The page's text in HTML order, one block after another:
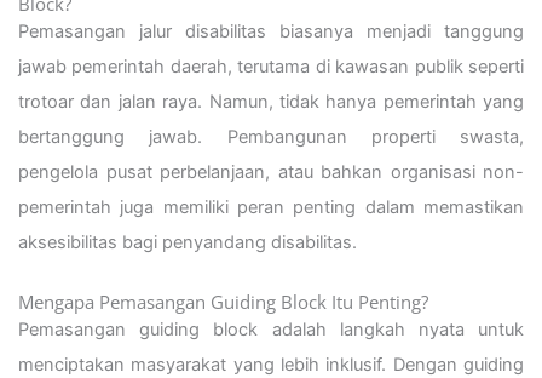
Pemasangan jalur disabilitas biasanya menjadi tanggung
jawab pemerintah daerah, terutama di kawasan publik seperti
trotoar dan jalan raya. Namun, tidak hanya pemerintah yang
bertanggung jawab. Pembangunan properti swasta,
pengelola pusat perbelanjaan, atau bahkan organisasi non-
pemerintah juga memiliki peran penting dalam memastikan
aksesibilitas bagi penyandang disabilitas.
Mengapa Pemasangan Guiding Block Itu Penting?
Pemasangan guiding block adalah langkah nyata untuk
menciptakan masyarakat yang lebih inklusif. Dengan guiding